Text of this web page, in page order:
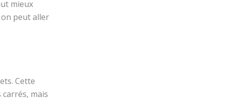
mieux
on peut aller
Cette
mais